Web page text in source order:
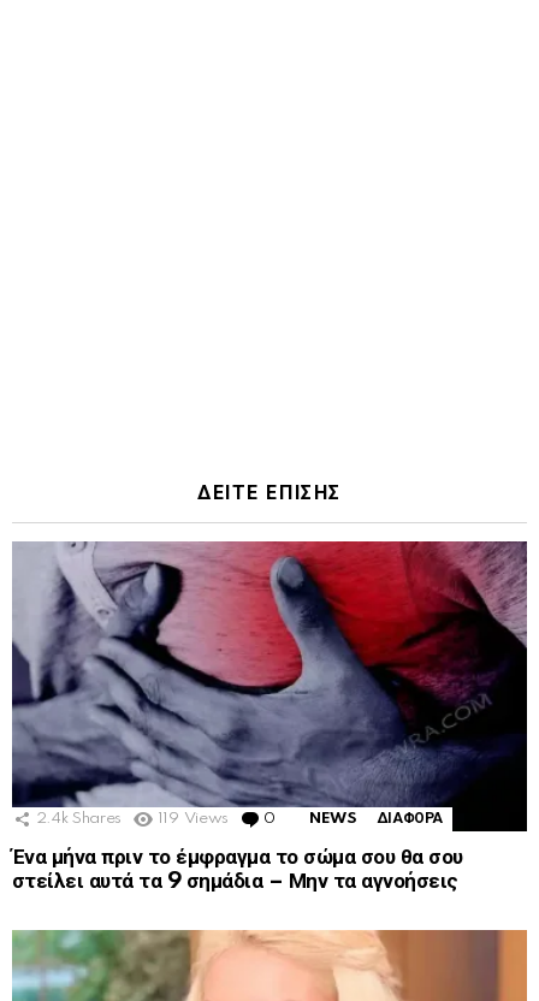
ΔΕΙΤΕ ΕΠΙΣΗΣ
2.4k Shares 119 Views 0 Comments
NEWS ΔΙΑΦΟΡΑ
Ένα μήνα πριν το έμφραγμα το σώμα σου θα σου
στείλει αυτά τα 9 σημάδια – Μην τα αγνοήσεις